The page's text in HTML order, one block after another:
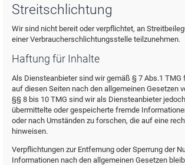
Streitschlichtung
Wir sind nicht bereit oder verpflichtet, an
einer Verbraucherschlichtungsstelle teilzunehmen.
Haftung für Inhalte
Als Diensteanbieter sind wir gemäß § 7 Abs.1 TMG
auf diesen Seiten nach den allgemeinen Gesetzen
§§ 8 bis 10 TMG sind wir als Diensteanbieter
übermittelte oder gespeicherte fremde
oder nach Umständen zu forschen, die auf eine
hinweisen.
Verpflichtungen zur Entfernung oder Sperrung der
Informationen nach den allgemeinen Gesetzen